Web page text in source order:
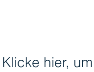
Klicke hier, um